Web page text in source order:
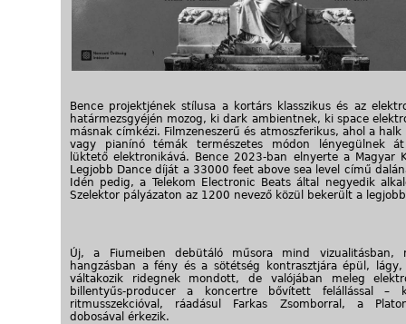
Bence projektjének stílusa a kortárs klasszikus és az
határmezsgyéjén mozog, ki dark ambientnek, ki space
másnak címkézi. Filmzeneszerű és atmoszferikus, ahol a
vagy pianínó témák természetes módon lényegülnek át
lüktető elektronikává. Bence 2023-ban elnyerte a Magyar
Legjobb Dance díját a 33000 feet above sea level című
Idén pedig, a Telekom Electronic Beats által negyedik
Szelektor pályázaton az 1200 nevező közül bekerült a
Új, a Fiumeiben debütáló műsora mind vizualitásban,
hangzásban a fény és a sötétség kontrasztjára épül,
váltakozik ridegnek mondott, de valójában meleg
billentyűs-producer a koncertre bővített felállással –
ritmusszekcióval, ráadásul Farkas Zsomborral, a
dobosával érkezik.